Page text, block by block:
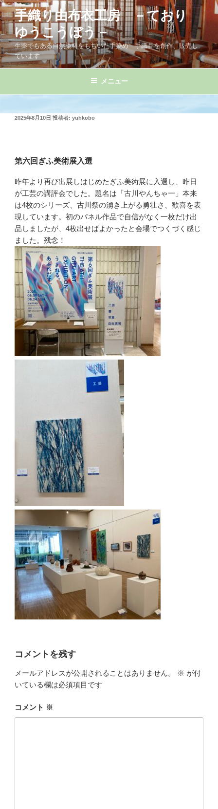
コ
ン
テ
ン
ツ
へ
手織り由布衣工房 －ており
ゆうこうぼう－
生薬でもある自然染料をもちいた手染め 手織品を創作、販売し
ています
メニュー
投
2025年8月10日 投稿者: yuhkobo
第六回ぎふ美術展入選
昨年より再び出展しはじめたぎふ美術展に入選し、昨日
が工芸の講評会でした。題名は「古川やんちゃ一」本来
は4枚のシリーズ、古川祭の湧き上がる勇壮さ、歓喜を表
現しています。初のパネル作品で自信がなく一枚だけ出
品しましたが、4枚出せばよかったと会場でつくづく感じ
ました。残念！
コメントを残す
メールアドレスが公開されることはありません。 ※ が付
いている欄は必須項目です
コメント ※